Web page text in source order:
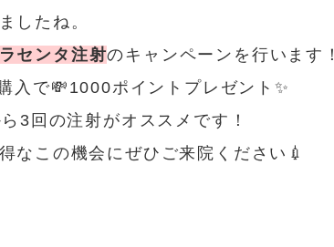
したね。
センタ注射のキャンペーンを行います！
入で💸1000ポイントプレゼント✨
3回の注射がオススメです！
なこの機会にぜひご来院ください💉